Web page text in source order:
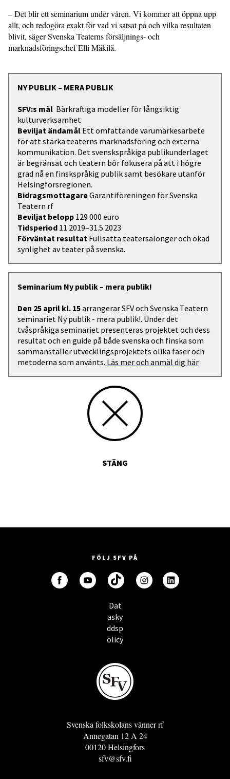
– Det blir ett seminarium under våren. Vi kommer att öppna upp
allt, och redogöra exakt för vad vi satsat på och vilka resultaten
blivit, säger Svenska Teaterns försäljnings- och
marknadsföringschef Elli Mäkilä.
NY PUBLIK – MERA PUBLIK
SFV:s mål Bärkraftiga modeller för långsiktig
kulturverksamhet
Beviljat ändamål Ett omfattande varumärkesarbete
för att stärka teaterns marknadsföring och externa
kommunikation. Det svenskspråkiga publikunderlaget
är begränsat och teatern bör fokusera på att i högre
grad nå en finskspråkig publik samt besökare utanför
Helsingforsregionen.
BidragsmottagareGarantiföreningen för Svenska
Teatern rf
Beviljat belopp 129 000 euro
Tidsperiod 11.2019–31.5.2023
Förväntat resultat Fullsatta teatersalonger och ökad
synlighet av teater på svenska.
Seminarium Ny publik – mera publik!
Den 25 april kl. 15arrangerar SFV och Svenska Teatern
seminariet Ny publik - mera publik!. Under det
tvåspråkiga seminariet presenteras projektet och dess
resultat och en guide på både svenska och finska som
sammanställer utvecklingsprojektets olika faser och
metoderna som använts. Läs mer och anmäl dig här
STÄNG
FÖLJ SFV PÅ
Dat
asky
ddsp
olicy
Svenska folkskolans vänner rf
Annegatan 12 A 24
00120 Helsingfors
sfv@sfv.fi